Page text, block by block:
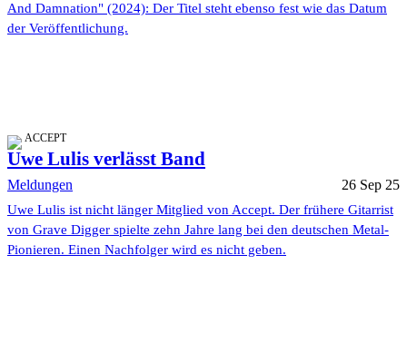
And Damnation" (2024): Der Titel steht ebenso fest wie das Datum
der Veröffentlichung.
ACCEPT
Uwe Lulis verlässt Band
Meldungen 26 Sep 25
Uwe Lulis ist nicht länger Mitglied von Accept. Der frühere Gitarrist
von Grave Digger spielte zehn Jahre lang bei den deutschen Metal-
Pionieren. Einen Nachfolger wird es nicht geben.